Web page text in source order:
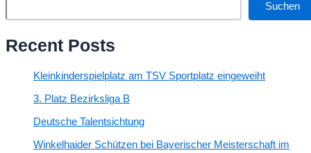
Suchen
Recent Posts
Kleinkinderspielplatz am TSV Sportplatz eingeweiht
3. Platz Bezirksliga B
Deutsche Talentsichtung
Winkelhaider Schützen bei Bayerischer Meisterschaft im